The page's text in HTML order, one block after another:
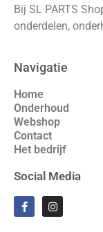
Bij SL PARTS
onderdelen,
Navigatie
Home
Onderhoud
Webshop
Contact
Het bedrijf
Social Media